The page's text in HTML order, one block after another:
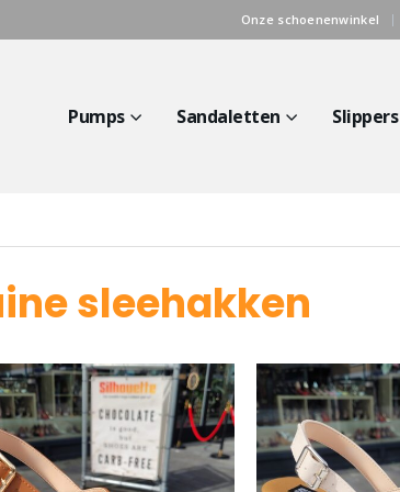
Onze schoenenwinkel
Pumps Sandaletten Slippers
sleehakken